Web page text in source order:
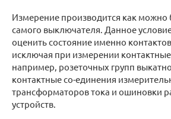
Измерение производится как можно
самого выключателя. Данное
оценить состояние именно
исключая при измерении
например, розеточных групп
контактные со-единения
трансформаторов тока и ошиновки
устройств.